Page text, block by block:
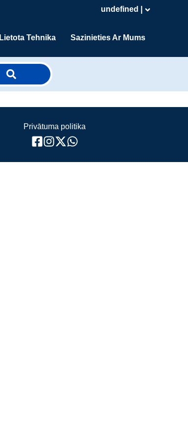
undefined |
Lietota Tehnika Sazinieties Ar Mums
Privātuma politika